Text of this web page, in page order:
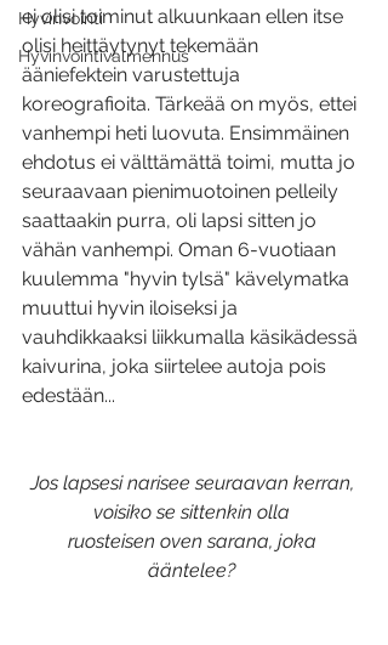
Hyvinvointi
Hyvinvointivalmennus
ei olisi toiminut alkuunkaan ellen itse
olisi heittäytynyt tekemään
ääniefektein varustettuja
koreografioita. Tärkeää on myös, ettei
vanhempi heti luovuta. Ensimmäinen
ehdotus ei välttämättä toimi, mutta jo
seuraavaan pienimuotoinen pelleily
saattaakin purra, oli lapsi sitten jo
vähän vanhempi. Oman 6-vuotiaan
kuulemma "hyvin tylsä" kävelymatka
muuttui hyvin iloiseksi ja
vauhdikkaaksi liikkumalla käsikädessä
kaivurina, joka siirtelee autoja pois
edestään...
Jos lapsesi narisee seuraavan kerran,
voisiko se sittenkin olla
ruosteisen oven sarana, joka
ääntelee?